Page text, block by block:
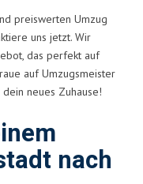
preiswerten Umzug
uns jetzt. Wir
das perfekt auf
auf Umzugsmeister
neues Zuhause!
nach